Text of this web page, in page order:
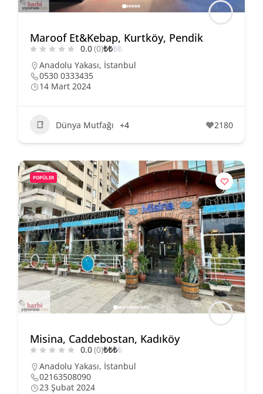
Maroof Et&Kebap, Kurtköy, Pendik
0.0(0)₺₺₺₺
Anadolu Yakası, İstanbul
0530 0333435
14 Mart 2024
Dünya Mutfağı +4 2180
POPÜLER
Misina, Caddebostan, Kadıköy
0.0(0)₺₺₺₺
Anadolu Yakası, İstanbul
02163508090
23 Şubat 2024